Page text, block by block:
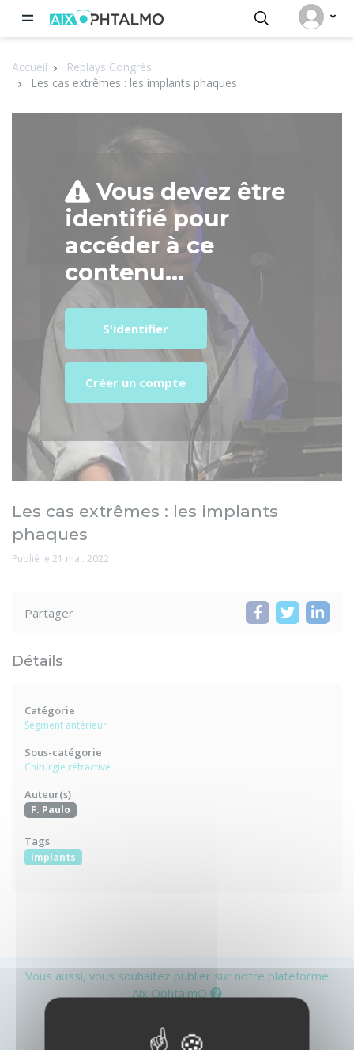
Accueil
Replays Congrès
Les cas extrêmes : les implants phaques
Vous devez être
identifié pour
accéder à ce
contenu...
S'identifier
Créer un compte
Les cas extrêmes : les implants
phaques
Publié le 21 mai. 2022
Partager
Détails
Catégorie
Segment antérieur
Sous-catégorie
Chirurgie réfractive
Auteur(s)
F. Paulo
Tags
implants
Vous aussi, vous souhaitez publier sur notre plateforme
Aix OphtalmO
Panneau de gestion des cookies